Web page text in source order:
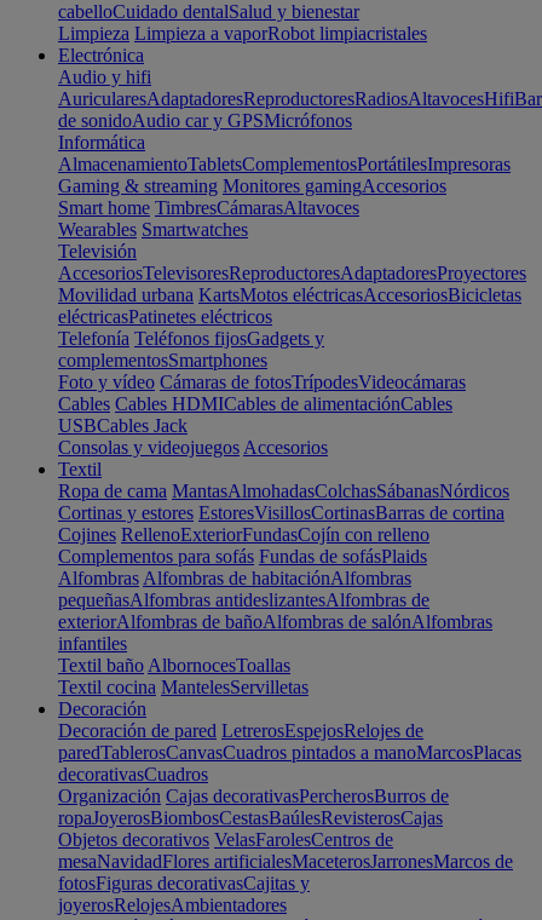
cabelloCuidado dentalSalud y bienestar
Limpieza Limpieza a vaporRobot limpiacristales
Electrónica
Audio y hifi
AuricularesAdaptadoresReproductoresRadiosAltavocesHifi
de sonidoAudio car y GPSMicrófonos
Informática
AlmacenamientoTabletsComplementosPortátilesImpresoras
Gaming & streaming Monitores gamingAccesorios
Smart home TimbresCámarasAltavoces
Wearables Smartwatches
Televisión
AccesoriosTelevisoresReproductoresAdaptadoresProyectores
Movilidad urbana KartsMotos eléctricasAccesoriosBicicletas
eléctricasPatinetes eléctricos
Telefonía Teléfonos fijosGadgets y
complementosSmartphones
Foto y vídeo Cámaras de fotosTrípodesVideocámaras
Cables Cables HDMICables de alimentaciónCables
USBCables Jack
Consolas y videojuegos Accesorios
Textil
Ropa de cama MantasAlmohadasColchasSábanasNórdicos
Cortinas y estores EstoresVisillosCortinasBarras de cortina
Cojines RellenoExteriorFundasCojín con relleno
Complementos para sofás Fundas de sofásPlaids
Alfombras Alfombras de habitaciónAlfombras
pequeñasAlfombras antideslizantesAlfombras de
exteriorAlfombras de bañoAlfombras de salónAlfombras
infantiles
Textil baño AlbornocesToallas
Textil cocina MantelesServilletas
Decoración
Decoración de pared LetrerosEspejosRelojes de
paredTablerosCanvasCuadros pintados a manoMarcosPlacas
decorativasCuadros
Organización Cajas decorativasPercherosBurros de
ropaJoyerosBiombosCestasBaúlesRevisterosCajas
Objetos decorativos VelasFarolesCentros de
mesaNavidadFlores artificialesMaceterosJarronesMarcos de
fotosFiguras decorativasCajitas y
joyerosRelojesAmbientadores